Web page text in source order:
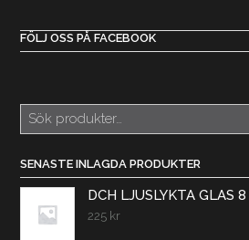
FÖLJ OSS PÅ FACEBOOK
Sök
efter:
SENASTE INLAGDA PRODUKTER
DCH LJUSLYKTA GLAS
225 kr